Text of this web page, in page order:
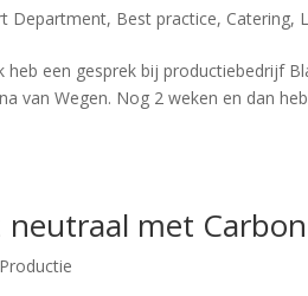
Department, Best practice, Catering,
heb een gesprek bij productiebedrijf
van Wegen. Nog 2 weken en dan
met
Productie